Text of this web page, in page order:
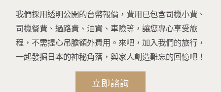
我們採用透明公開的台幣報價，費用已包含司機小費、
司機餐費、過路費、油資、車險等，讓您專心享受旅
程，不需提心吊膽額外費用。來吧，加入我們的旅行，
一起發掘日本的神秘角落，與家人創造難忘的回憶吧！
立即諮詢